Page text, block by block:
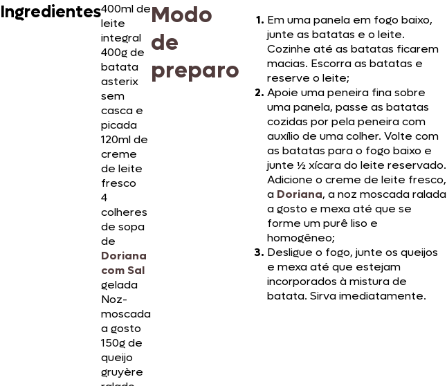
Ingredientes400ml de
leite
integral
400g de
batata
asterix
sem
casca e
picada
120ml de
creme
de leite
fresco
4
colheres
de sopa
de
Doriana
com Sal
gelada
Noz-
moscada
a gosto
150g de
queijo
gruyère
Modo
de
preparo
Em uma panela em fogo baixo,
junte as batatas e o leite.
Cozinhe até as batatas ficarem
macias. Escorra as batatas e
reserve o leite;
Apoie uma peneira fina sobre
uma panela, passe as batatas
cozidas por pela peneira com
auxílio de uma colher. Volte com
as batatas para o fogo baixo e
junte ½ xícara do leite reservado.
Adicione o creme de leite fresco,
a Doriana, a noz moscada ralada
a gosto e mexa até que se
forme um purê liso e
homogêneo;
Desligue o fogo, junte os queijos
e mexa até que estejam
incorporados à mistura de
batata. Sirva imediatamente.